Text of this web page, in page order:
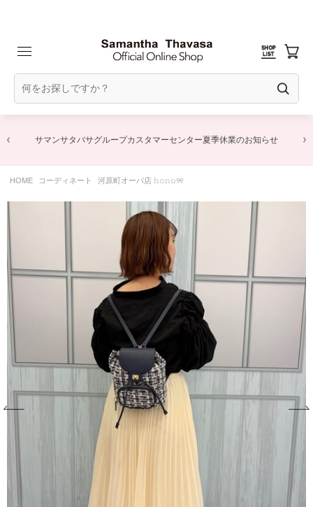
サマンサタバサグループカスタマーセンター夏季休業のお知らせ
HOME コーディネート 河原町オーパ店 𝚑𝚘𝚗𝚘୨୧